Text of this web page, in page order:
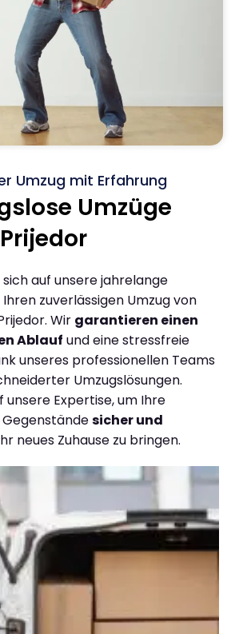
Umzug mit Erfahrung
Umzüge
sich auf unsere jahrelange
zuverlässigen Umzug von
Wir garantieren einen
Ablauf und eine stressfreie
unseres professionellen Teams
Umzugslösungen.
unsere Expertise, um Ihre
sicher und
neues Zuhause zu bringen.